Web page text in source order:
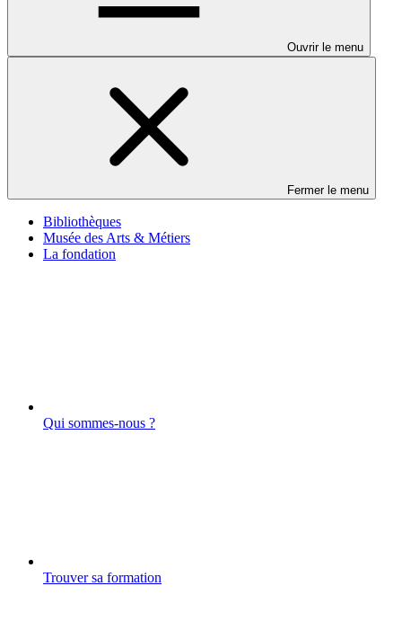
Ouvrir le menu
Fermer le menu
Bibliothèques
Musée des Arts & Métiers
La fondation
Qui sommes-nous ?
Trouver sa formation